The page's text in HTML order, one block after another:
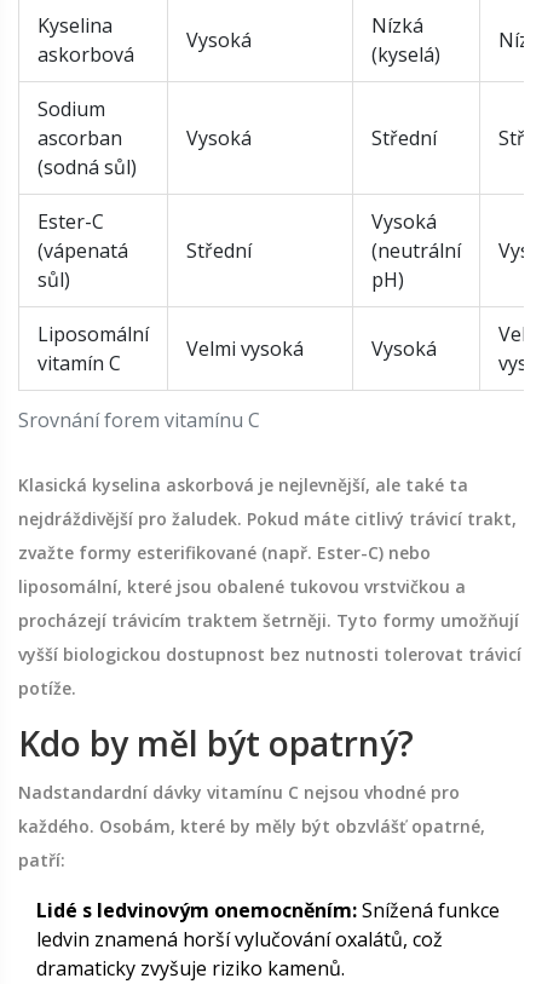
Srovnání forem vitamínu C
Kyselina
askorbová
Vysoká
Nízká
(kyselá)
Sodium
ascorban
(sodná sůl)
Vysoká Střední
Ester-C
(vápenatá
sůl)
Střední
Vysoká
(neutrální
pH)
Liposomální
vitamín C
Velmi vysoká Vysoká
Klasická kyselina askorbová je nejlevnější, ale také ta
nejdráždivější pro žaludek. Pokud máte citlivý trávicí trakt,
zvažte formy esterifikované (např. Ester-C) nebo
liposomální, které jsou obalené tukovou vrstvičkou a
procházejí trávicím traktem šetrněji. Tyto formy umožňují
vyšší biologickou dostupnost bez nutnosti tolerovat trávicí
potíže.
Kdo by měl být opatrný?
Nadstandardní dávky vitamínu C nejsou vhodné pro
každého. Osobám, které by měly být obzvlášť opatrné,
patří:
Lidé s ledvinovým onemocněním:Snížená funkce
ledvin znamená horší vylučování oxalátů, což
dramaticky zvyšuje riziko kamenů.